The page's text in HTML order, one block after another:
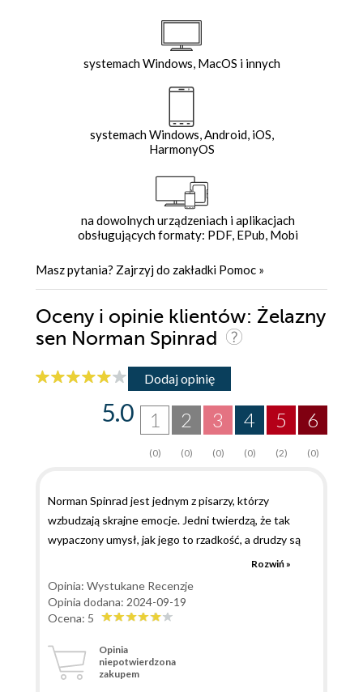
systemach Windows, MacOS i innych
systemach Windows, Android, iOS,
HarmonyOS
na dowolnych urządzeniach i aplikacjach
obsługujących formaty: PDF, EPub, Mobi
Masz pytania? Zajrzyj do zakładki Pomoc »
Oceny i opinie klientów: Żelazny
sen Norman Spinrad
Dodaj opinię
6
(0)
5
(2)
4
(0)
3
(0)
2
(0)
1
(0)
5.0
Norman Spinrad jest jednym z pisarzy, którzy
wzbudzają skrajne emocje. Jedni twierdzą, że tak
wypaczony umysł, jak jego to rzadkość, a drudzy są
zafascynowani tym, co potrafi ludzka wyobraźnia
do dyskusji, klubów książki. Historia, która znajduje
się za okładką "Żelaznego snu" to książka w książce.
alternatywnej rzeczywistości i zdobyła w niej
nagrodę Hugo. Nie było by w tym niczego dziwnego i
Rozwiń »
Opinia: Wystukane Recenzje
Opinia dodana: 2024-09-19
Ocena: 5
Opinia
niepotwierdzona
zakupem